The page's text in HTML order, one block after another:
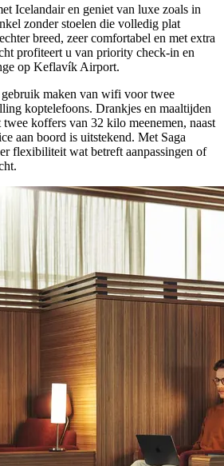
Icelandair en geniet van luxe zoals in
zonder stoelen die volledig plat
breed, zeer comfortabel en met extra
profiteert u van priority check-in en
op Keflavík Airport.
maken van wifi voor twee
koptelefoons. Drankjes en maaltijden
koffers van 32 kilo meenemen, naast
aan boord is uitstekend. Met Saga
flexibiliteit wat betreft aanpassingen of